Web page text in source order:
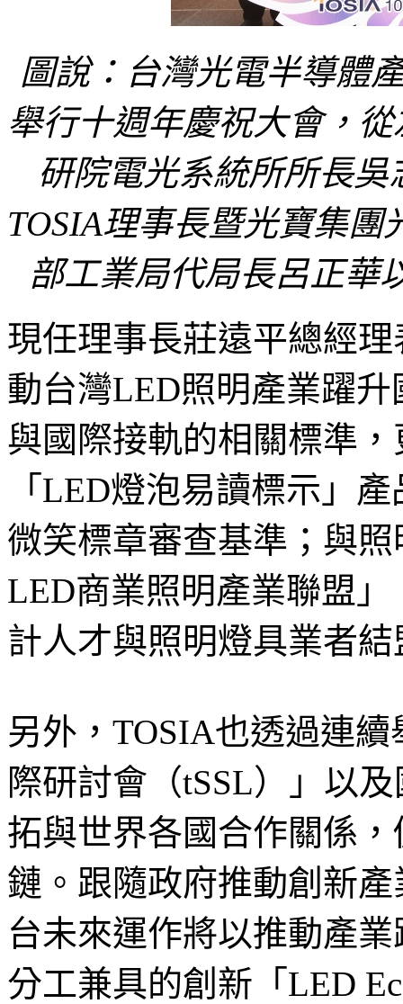
圖說：台灣光電半導體
舉行十週年慶祝大會，
研院電光系統所所長
TOSIA理事長暨光寶集
部工業局代局長呂正
現任理事長莊遠平總經
動台灣LED照明產業躍
與國際接軌的相關標準
「LED燈泡易讀標示」
微笑標章審查基準；與
LED商業照明產業聯盟
計人才與照明燈具業者
另外，TOSIA也透過連
際研討會（tSSL）」以
拓與世界各國合作關係
鏈。跟隨政府推動創新
台未來運作將以推動產
分工兼具的創新「LED